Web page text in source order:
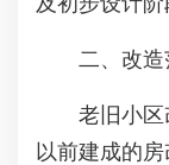
二、改造
老旧小区改
以前建成的